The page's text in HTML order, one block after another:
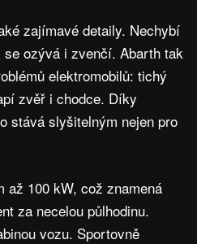
zajímavé detaily. Nechybí
ozývá i zvenčí. Abarth tak
elektromobilů: tichý
zvěř i chodce. Díky
stává slyšitelným nejen pro
až 100 kW, což znamená
za necelou půlhodinu.
vozu. Sportovně